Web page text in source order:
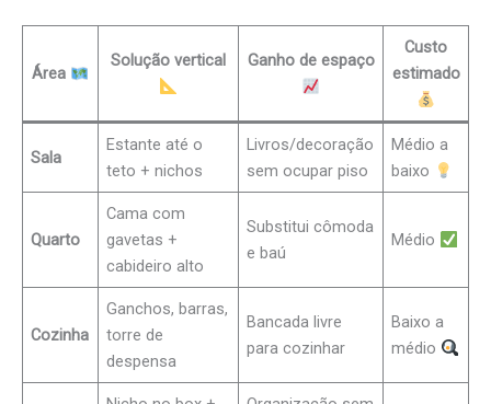
Área
Solução vertical Ganho de espaço
Custo
estimado
Sala
Estante até o
teto + nichos
Livros/decoração
sem ocupar piso
Médio a
baixo
Quarto
Cama com
gavetas +
cabideiro alto
Substitui cômoda
e baú
Médio
Cozinha
Ganchos, barras,
torre de
despensa
Bancada livre
para cozinhar
Baixo a
médio